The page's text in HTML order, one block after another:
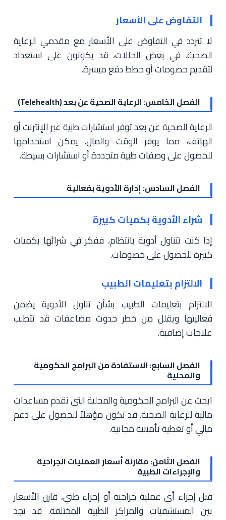
التفاوض على الأسعار
لا تتردد في التفاوض على الأسعار مع مقدمي الرعاية
الصحية. في بعض الحالات، قد يكونون على استعداد
لتقديم خصومات أو خطط دفع ميسرة.
الفصل الخامس: الرعاية الصحية عن بعد (Telehealth)
الرعاية الصحية عن بعد توفر استشارات طبية عبر الإنترنت أو
الهاتف، مما يوفر الوقت والمال. يمكن استخدامها
للحصول على وصفات طبية متجددة أو استشارات بسيطة.
الفصل السادس: إدارة الأدوية بفعالية
شراء الأدوية بكميات كبيرة
إذا كنت تتناول أدوية بانتظام، ففكر في شرائها بكميات
كبيرة للحصول على خصومات.
الالتزام بتعليمات الطبيب
الالتزام بتعليمات الطبيب بشأن تناول الأدوية يضمن
فعاليتها ويقلل من خطر حدوث مضاعفات قد تتطلب
علاجات إضافية.
الفصل السابع: الاستفادة من البرامج الحكومية
والمحلية
ابحث عن البرامج الحكومية والمحلية التي تقدم مساعدات
مالية للرعاية الصحية. قد تكون مؤهلاً للحصول على دعم
مالي أو تغطية تأمينية مجانية.
الفصل الثامن: مقارنة أسعار العمليات الجراحية
والإجراءات الطبية
قبل إجراء أي عملية جراحية أو إجراء طبي، قارن الأسعار
بين المستشفيات والمراكز الطبية المختلفة. قد تجد